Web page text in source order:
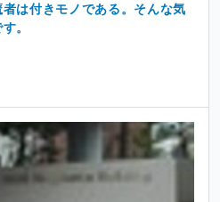
は付きモノである。そんな気
。